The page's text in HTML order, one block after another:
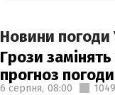
Новини погоди
Грози
прогноз
6 серпня, 08:00 1049